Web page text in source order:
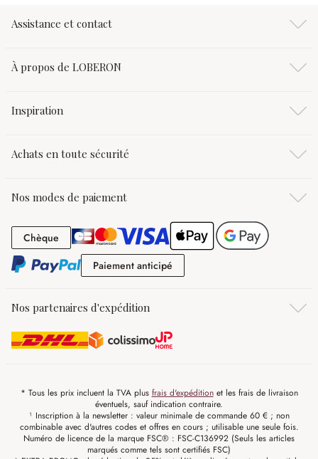
Assistance et contact
À propos de LOBERON
Inspiration
Achats en toute sécurité
Nos modes de paiement
Chèque Chèque
Paiement anticipé
Nos partenaires d'expédition
* Tous les prix incluent la TVA plus frais d'expéditionet les frais de livraison
éventuels, sauf indication contraire.
¹ Inscription à la newsletter : valeur minimale de commande 60 € ; non
combinable avec d'autres codes et offres en cours ; utilisable une seule fois.
Numéro de licence de la marque FSC® : FSC-C136992 (Seuls les articles
marqués comme tels sont certifiés FSC)